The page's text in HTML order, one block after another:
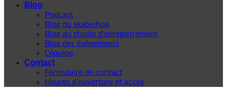
Blog
Podcast
Blog du skateshop
Blog du studio d'enregistrement
Blog des événements
L'équipe
Contact
Formulaire de contact
Heures d'ouverture et accès